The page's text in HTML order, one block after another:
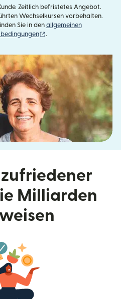
Zeitlich befristetes Angebot.
Wechselkursen vorbehalten.
Sie in den allgemeinen
.
Milliarden